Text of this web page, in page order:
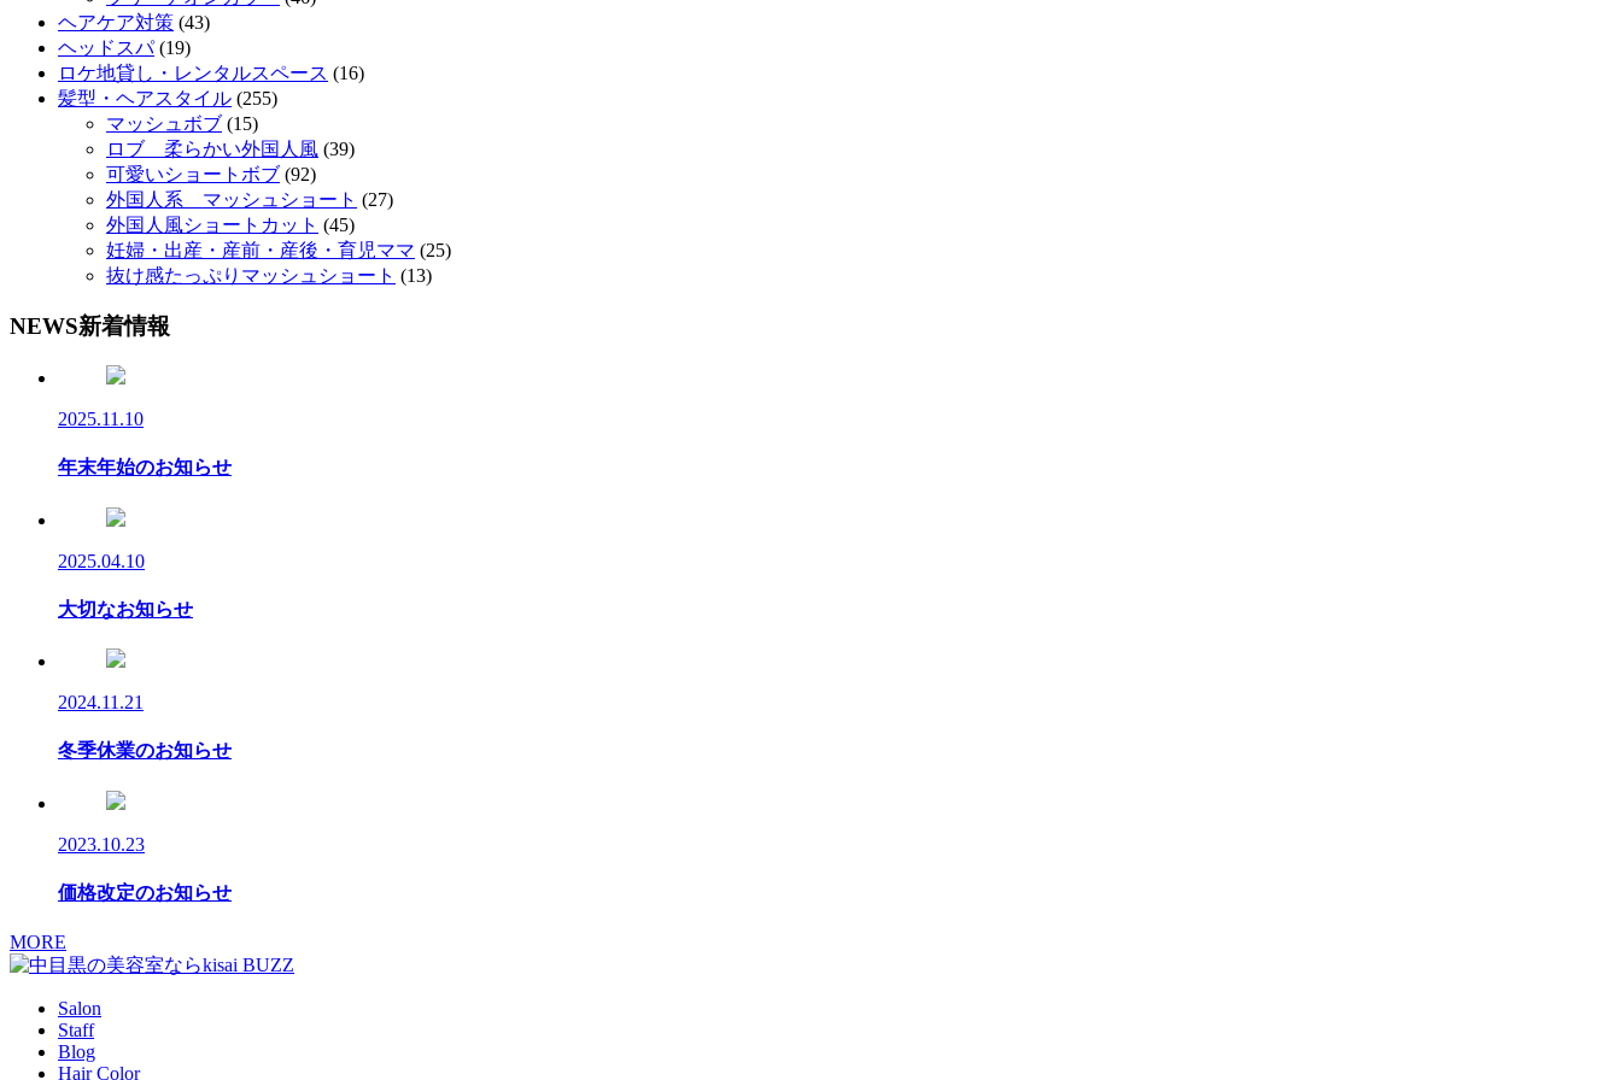
ヘアケア対策 (43)
ヘッドスパ(19)
ロケ地貸し・レンタルスペース (16)
髪型・ヘアスタイル (255)
マッシュボブ (15)
ロブ 柔らかい外国人風 (39)
可愛いショートボブ (92)
外国人系 マッシュショート (27)
外国人風ショートカット (45)
妊婦・出産・産前・産後・育児ママ (25)
抜け感たっぷりマッシュショート (13)
NEWS新着情報
2025.11.10
年末年始のお知らせ
2025.04.10
大切なお知らせ
2024.11.21
冬季休業のお知らせ
2023.10.23
価格改定のお知らせ
MORE
Salon
Staff
Blog
Hair Color